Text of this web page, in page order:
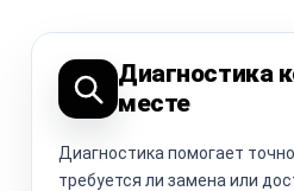
Диагностика
месте
Диагностика помогает
требуется ли замена или